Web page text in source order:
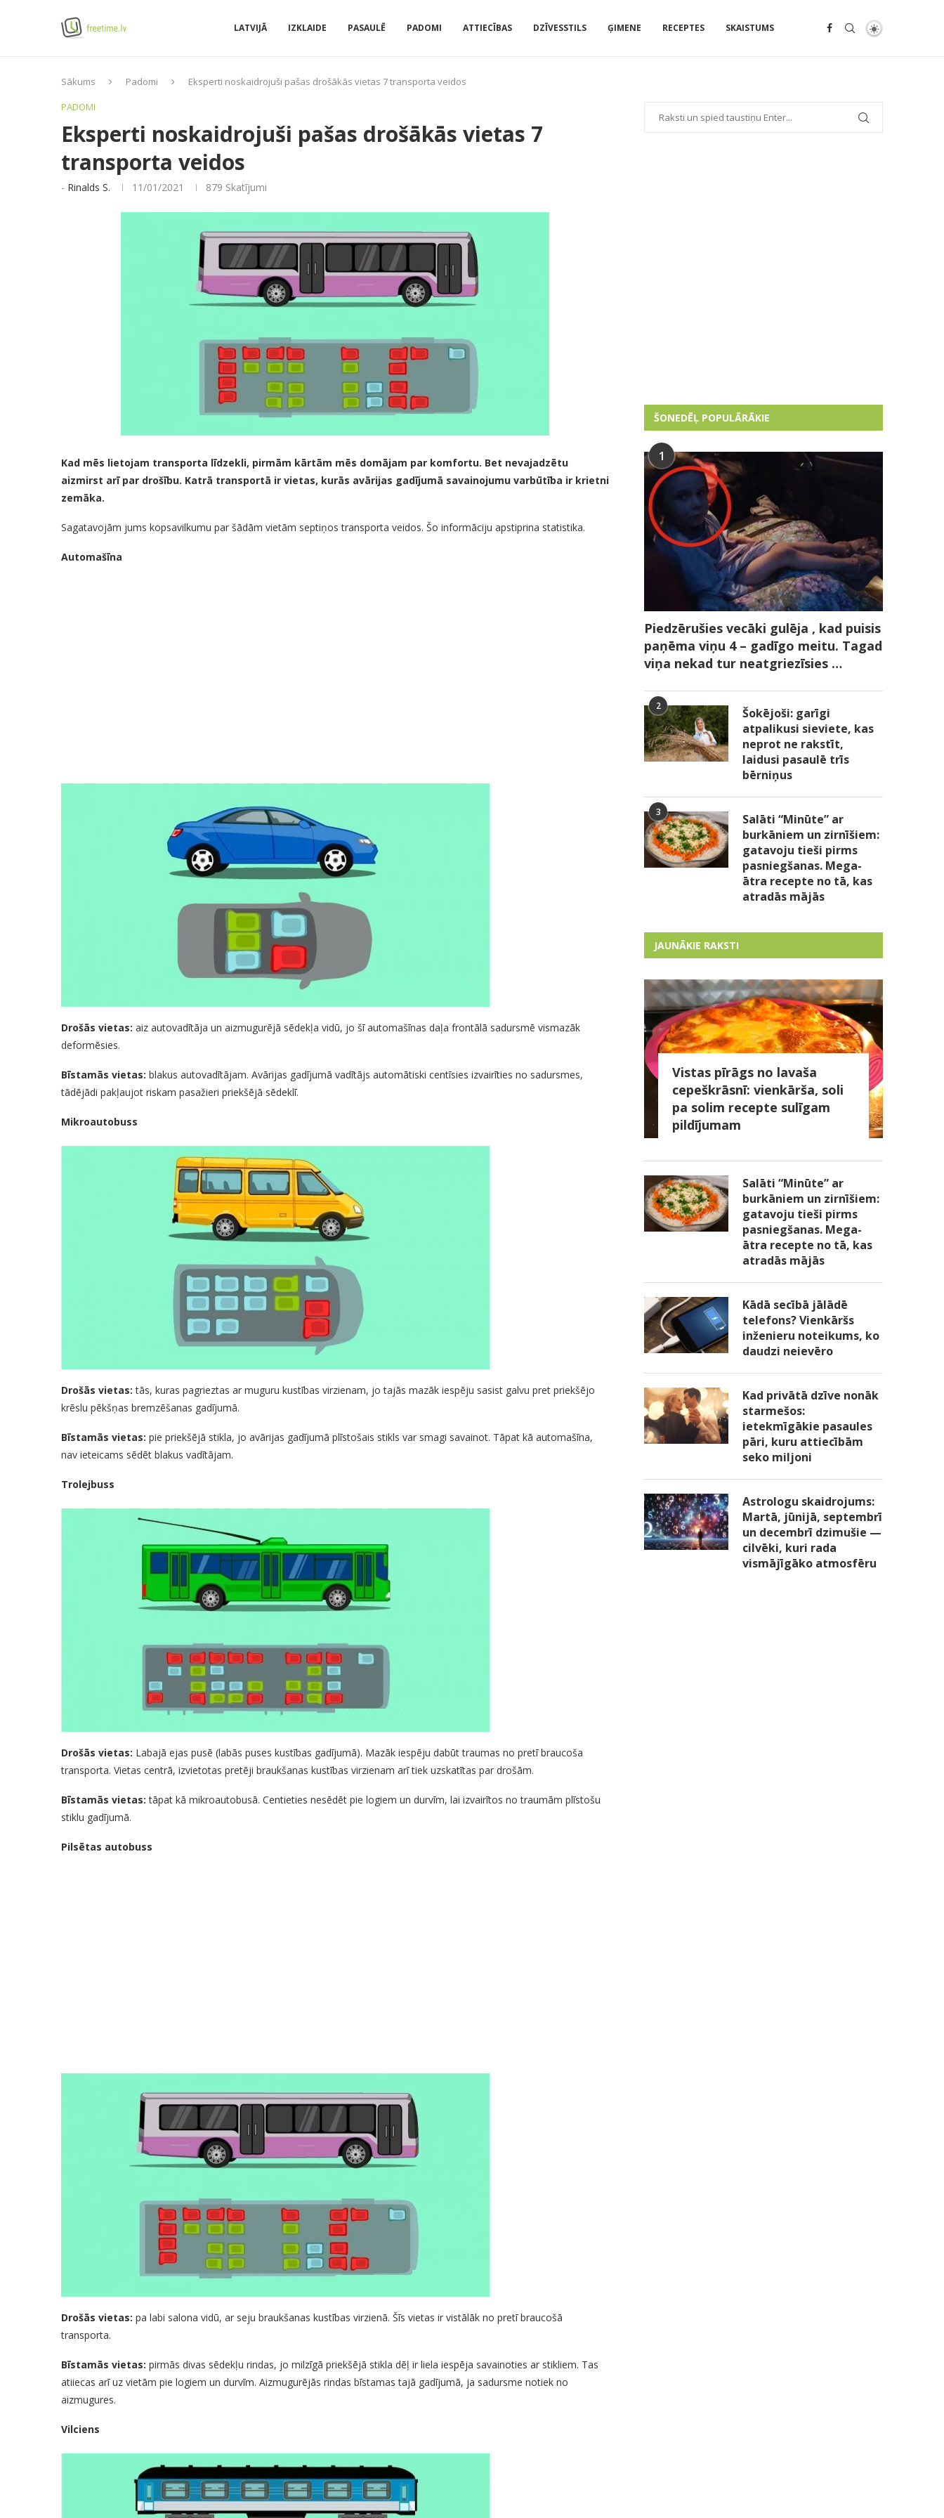
LATVIJĀ IZKLAIDE PASAULĒ PADOMI ATTIECĪBAS DZĪVESSTILS ĢIMENE RECEPTES SKAISTUMS
Sākums Padomi
Eksperti noskaidrojuši pašas drošākās vietas 7 transporta veidos
PADOMI
Eksperti noskaidrojuši pašas drošākās vietas 7
transporta veidos
- Rinalds S. 11/01/2021 879 Skatījumi
Kad mēs lietojam transporta līdzekli, pirmām kārtām mēs domājam par komfortu. Bet nevajadzētu
aizmirst arī par drošību. Katrā transportā ir vietas, kurās avārijas gadījumā savainojumu varbūtība ir krietni
zemāka.
Sagatavojām jums kopsavilkumu par šādām vietām septiņos transporta veidos. Šo informāciju apstiprina statistika.
Automašīna
Drošās vietas: aiz autovadītāja un aizmugurējā sēdekļa vidū, jo šī automašīnas daļa frontālā sadursmē vismazāk
deformēsies.
Bīstamās vietas: blakus autovadītājam. Avārijas gadījumā vadītājs automātiski centīsies izvairīties no sadursmes,
tādējādi pakļaujot riskam pasažieri priekšējā sēdeklī.
Mikroautobuss
Drošās vietas: tās, kuras pagrieztas ar muguru kustības virzienam, jo tajās mazāk iespēju sasist galvu pret priekšējo
krēslu pēkšņas bremzēšanas gadījumā.
Bīstamās vietas: pie priekšējā stikla, jo avārijas gadījumā plīstošais stikls var smagi savainot. Tāpat kā automašīna,
nav ieteicams sēdēt blakus vadītājam.
Trolejbuss
Drošās vietas: Labajā ejas pusē (labās puses kustības gadījumā). Mazāk iespēju dabūt traumas no pretī braucoša
transporta. Vietas centrā, izvietotas pretēji braukšanas kustības virzienam arī tiek uzskatītas par drošām.
Bīstamās vietas: tāpat kā mikroautobusā. Centieties nesēdēt pie logiem un durvīm, lai izvairītos no traumām plīstošu
stiklu gadījumā.
Pilsētas autobuss
Drošās vietas: pa labi salona vidū, ar seju braukšanas kustības virzienā. Šīs vietas ir vistālāk no pretī braucošā
transporta.
Bīstamās vietas: pirmās divas sēdekļu rindas, jo milzīgā priekšējā stikla dēļ ir liela iespēja savainoties ar stikliem. Tas
atiiecas arī uz vietām pie logiem un durvīm. Aizmugurējās rindas bīstamas tajā gadījumā, ja sadursme notiek no
aizmugures.
Vilciens
ŠONEDĒĻ POPULĀRĀKIE
1
Piedzērušies vecāki gulēja , kad puisis
paņēma viņu 4 – gadīgo meitu. Tagad
viņa nekad tur neatgriezīsies …
2
Šokējoši: garīgi
atpalikusi sieviete, kas
neprot ne rakstīt,
laidusi pasaulē trīs
bērniņus
3
Salāti “Minūte” ar
burkāniem un zirnīšiem:
gatavoju tieši pirms
pasniegšanas. Mega-
ātra recepte no tā, kas
atradās mājās
JAUNĀKIE RAKSTI
Vistas pīrāgs no lavaša
cepeškrāsnī: vienkārša, soli
pa solim recepte sulīgam
pildījumam
Salāti “Minūte” ar
burkāniem un zirnīšiem:
gatavoju tieši pirms
pasniegšanas. Mega-
ātra recepte no tā, kas
atradās mājās
Kādā secībā jālādē
telefons? Vienkāršs
inženieru noteikums, ko
daudzi neievēro
Kad privātā dzīve nonāk
starmešos:
ietekmīgākie pasaules
pāri, kuru attiecībām
seko miljoni
Astrologu skaidrojums:
Martā, jūnijā, septembrī
un decembrī dzimušie —
cilvēki, kuri rada
vismājīgāko atmosfēru